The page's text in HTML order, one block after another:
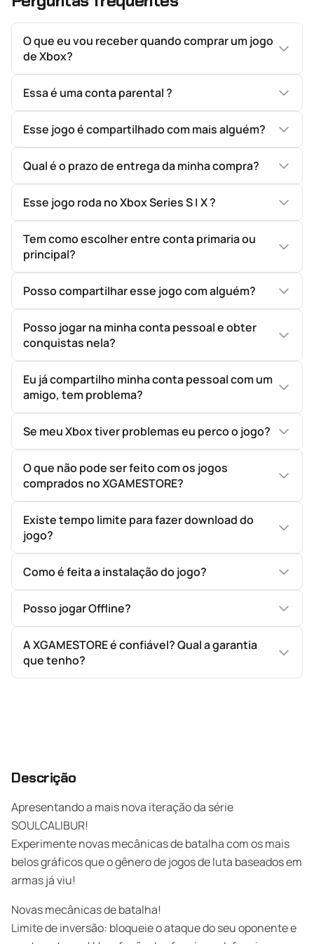
O que eu vou receber quando comprar um jogo
de Xbox?
Essa é uma conta parental ?
Esse jogo é compartilhado com mais alguém?
Qual é o prazo de entrega da minha compra?
Esse jogo roda no Xbox Series S | X ?
Tem como escolher entre conta primaria ou
principal?
Posso compartilhar esse jogo com alguém?
Posso jogar na minha conta pessoal e obter
conquistas nela?
Eu já compartilho minha conta pessoal com um
amigo, tem problema?
Se meu Xbox tiver problemas eu perco o jogo?
O que não pode ser feito com os jogos
comprados no XGAMESTORE?
Existe tempo limite para fazer download do
jogo?
Como é feita a instalação do jogo?
Posso jogar Offline?
A XGAMESTORE é confiável? Qual a garantia
que tenho?
Descrição
Apresentando a mais nova iteração da série
SOULCALIBUR!
Experimente novas mecânicas de batalha com os mais
belos gráficos que o gênero de jogos de luta baseados em
armas já viu!
Novas mecânicas de batalha!
Limite de inversão: bloqueie o ataque do seu oponente e